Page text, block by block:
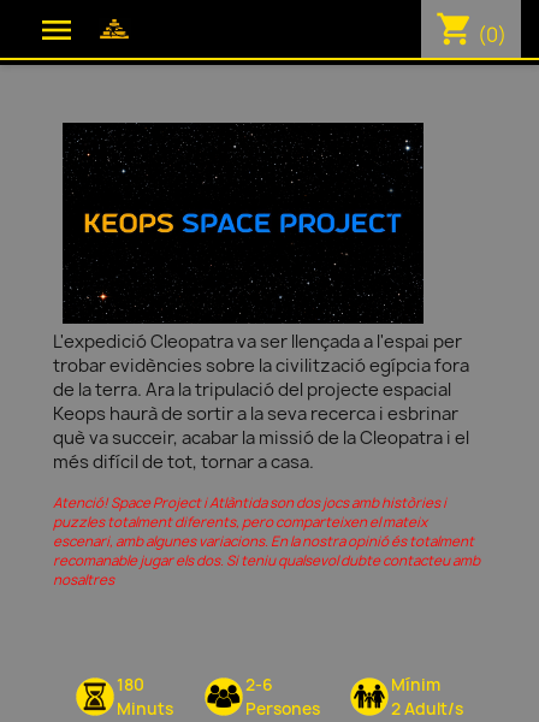
 shopping_cart (0)
L'expedició Cleopatra va ser llençada a l'espai per
trobar evidències sobre la civilització egípcia fora
de la terra. Ara la tripulació del projecte espacial
Keops haurà de sortir a la seva recerca i esbrinar
què va succeir, acabar la missió de la Cleopatra i el
més difícil de tot, tornar a casa.
Atenció! Space Project i Atlàntida son dos jocs amb històries i
puzzles totalment diferents, pero comparteixen el mateix
escenari, amb algunes variacions. En la nostra opinió és totalment
recomanable jugar els dos. Si teniu qualsevol dubte contacteu amb
nosaltres
180
Minuts
2-6
Persones
Mínim
2 Adult/s